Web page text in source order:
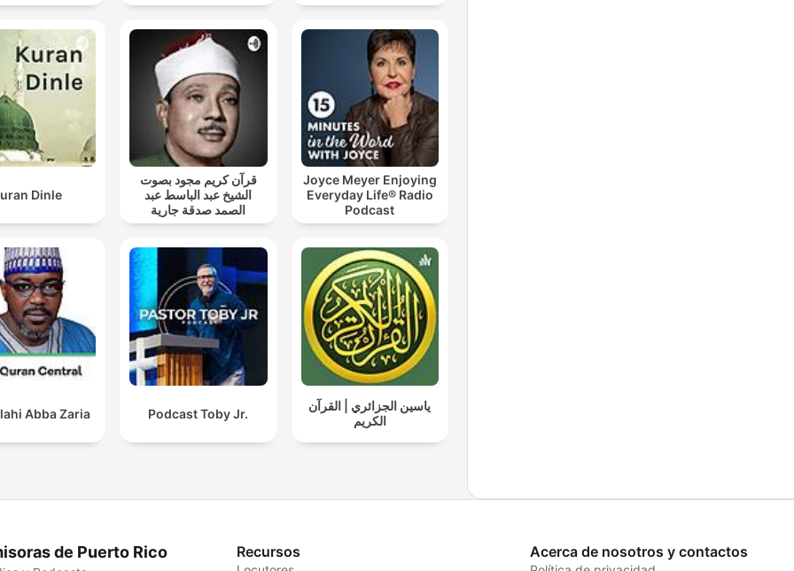
Dinle
قرآن كريم مجود بصوت
الشيخ عبد الباسط عبد
الصمد صدقة جارية
Joyce Meyer Enjoying
Everyday Life® Radio
Podcast
Abba Zaria Podcast Toby Jr.
ياسين الجزائري | القرآن
الكريم
de Puerto Rico Recursos Acerca de nosotros y contactos